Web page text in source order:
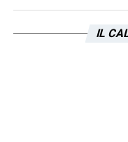
legate sia agli
IL